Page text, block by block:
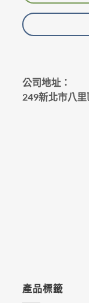
公司地址：
249新北市八
產品標籤